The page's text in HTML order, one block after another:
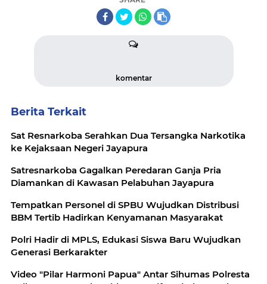
komentar
Berita Terkait
Sat Resnarkoba Serahkan Dua Tersangka Narkotika
ke Kejaksaan Negeri Jayapura
‎Satresnarkoba Gagalkan Peredaran Ganja Pria
‎Tempatkan Personel di SPBU Wujudkan Distribusi
BBM Tertib Hadirkan Kenyamanan Masyarakat
Polri Hadir di MPLS, Edukasi Siswa Baru Wujudkan
Generasi Berkarakter
Video "Pilar Harmoni Papua" Antar Sihumas Polresta